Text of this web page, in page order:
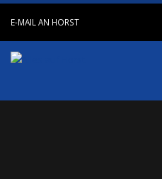
E-MAIL AN HORST